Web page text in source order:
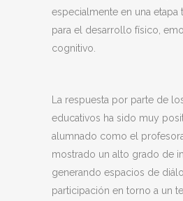
especialmente en una etapa
para el desarrollo físico,
cognitivo.
La respuesta por parte de
educativos ha sido muy
alumnado como el
mostrado un alto grado de
generando espacios de
participación en torno a un